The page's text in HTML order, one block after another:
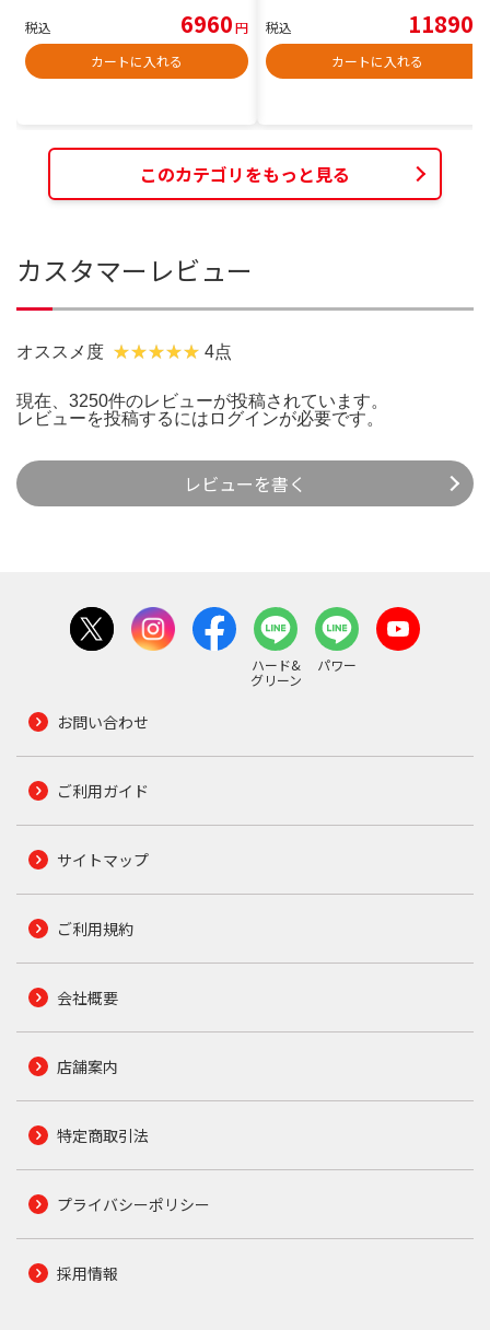
税込 6960円
カートに入れる
税込 11890
カートに入れる
このカテゴリをもっと見る
カスタマーレビュー
オススメ度 4点
現在、3250件のレビューが投稿されています。
レビューを投稿するには ログインが必要です。
レビューを書く
ハード&
グリーン
パワー
お問い合わせ
ご利用ガイド
サイトマップ
ご利用規約
会社概要
店舗案内
特定商取引法
プライバシーポリシー
採用情報